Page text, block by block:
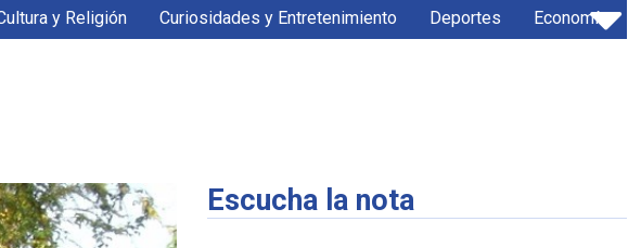
y Religión Curiosidades y Entretenimiento Deportes Economía
Escucha la nota